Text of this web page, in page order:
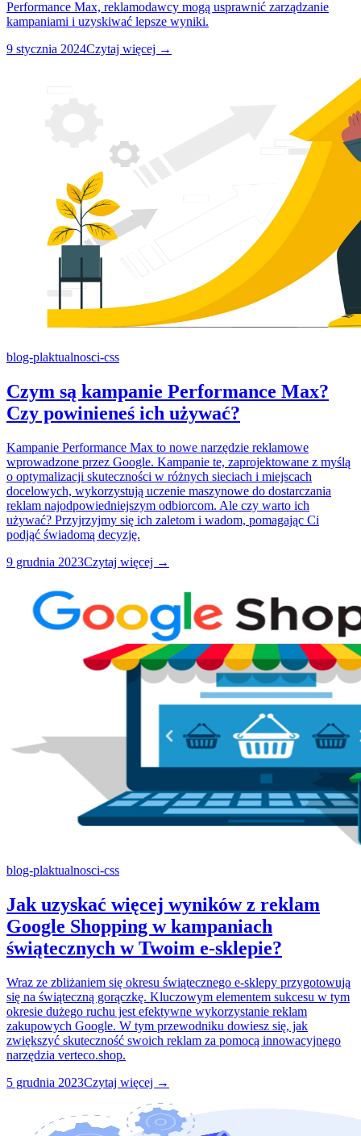
Performance Max, reklamodawcy mogą usprawnić zarządzanie
kampaniami i uzyskiwać lepsze wyniki.
9 stycznia 2024Czytaj więcej →
blog-plaktualnosci-css
Czym są kampanie Performance Max?
Czy powinieneś ich używać?
Kampanie Performance Max to nowe narzędzie reklamowe
wprowadzone przez Google. Kampanie te, zaprojektowane z myślą
o optymalizacji skuteczności w różnych sieciach i miejscach
docelowych, wykorzystują uczenie maszynowe do dostarczania
reklam najodpowiedniejszym odbiorcom. Ale czy warto ich
używać? Przyjrzyjmy się ich zaletom i wadom, pomagając Ci
podjąć świadomą decyzję.
9 grudnia 2023Czytaj więcej →
blog-plaktualnosci-css
Jak uzyskać więcej wyników z reklam
Google Shopping w kampaniach
świątecznych w Twoim e-sklepie?
Wraz ze zbliżaniem się okresu świątecznego e-sklepy przygotowują
się na świąteczną gorączkę. Kluczowym elementem sukcesu w tym
okresie dużego ruchu jest efektywne wykorzystanie reklam
zakupowych Google. W tym przewodniku dowiesz się, jak
zwiększyć skuteczność swoich reklam za pomocą innowacyjnego
narzędzia verteco.shop.
5 grudnia 2023Czytaj więcej →